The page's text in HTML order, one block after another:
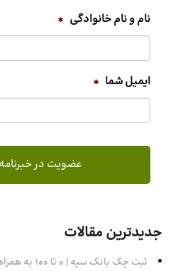
نام و نام خانوادگی *
ایمیل شما *
جدیدترین مقالات
ثبت چک بانک سپه | ۰ تا ۱۰۰ به همراه تصویر